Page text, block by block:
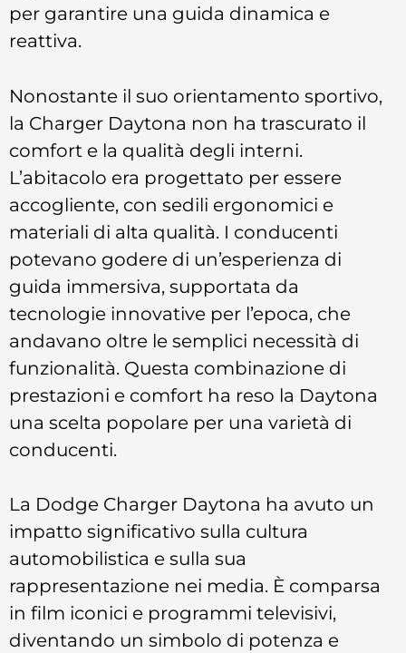
per garantire una guida dinamica e
reattiva.
Nonostante il suo orientamento sportivo,
la Charger Daytona non ha trascurato il
comfort e la qualità degli interni.
L’abitacolo era progettato per essere
accogliente, con sedili ergonomici e
materiali di alta qualità. I conducenti
potevano godere di un’esperienza di
guida immersiva, supportata da
tecnologie innovative per l’epoca, che
andavano oltre le semplici necessità di
funzionalità. Questa combinazione di
prestazioni e comfort ha reso la Daytona
una scelta popolare per una varietà di
conducenti.
La Dodge Charger Daytona ha avuto un
impatto significativo sulla cultura
automobilistica e sulla sua
rappresentazione nei media. È comparsa
in film iconici e programmi televisivi,
diventando un simbolo di potenza e